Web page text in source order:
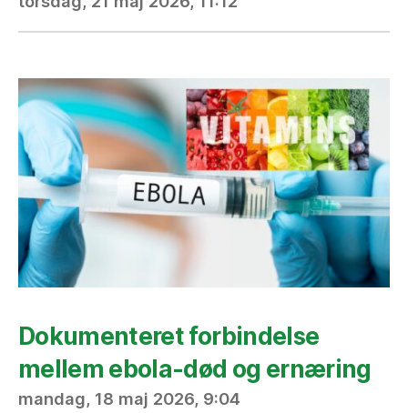
Dokumenteret forbindelse
mellem ebola-død og ernæring
mandag, 18 maj 2026, 9:04